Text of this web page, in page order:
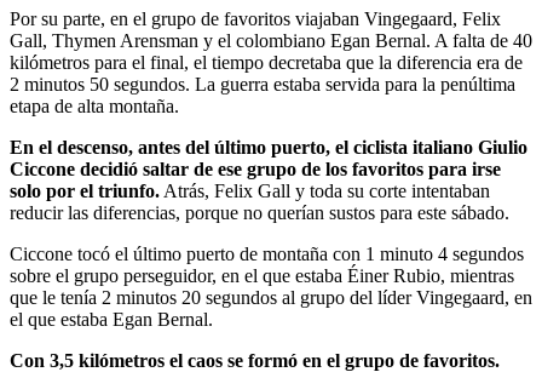
Por su parte, en el grupo de favoritos viajaban Vingegaard, Felix
Gall, Thymen Arensman y el colombiano Egan Bernal. A falta de 40
kilómetros para el final, el tiempo decretaba que la diferencia era de
2 minutos 50 segundos. La guerra estaba servida para la penúltima
etapa de alta montaña.
En el descenso, antes del último puerto, el ciclista italiano Giulio
Ciccone decidió saltar de ese grupo de los favoritos para irse
solo por el triunfo.Atrás, Felix Gall y toda su corte intentaban
reducir las diferencias, porque no querían sustos para este sábado.
Ciccone tocó el último puerto de montaña con 1 minuto 4 segundos
sobre el grupo perseguidor, en el que estaba Éiner Rubio, mientras
que le tenía 2 minutos 20 segundos al grupo del líder Vingegaard, en
el que estaba Egan Bernal.
Con 3,5 kilómetros el caos se formó en el grupo de favoritos.